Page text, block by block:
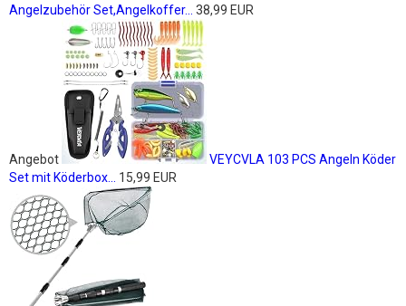
Angelzubehör Set,Angelkoffer...
38,99 EUR
Angebot
VEYCVLA 103 PCS Angeln Köder
Set mit Köderbox...
15,99 EUR